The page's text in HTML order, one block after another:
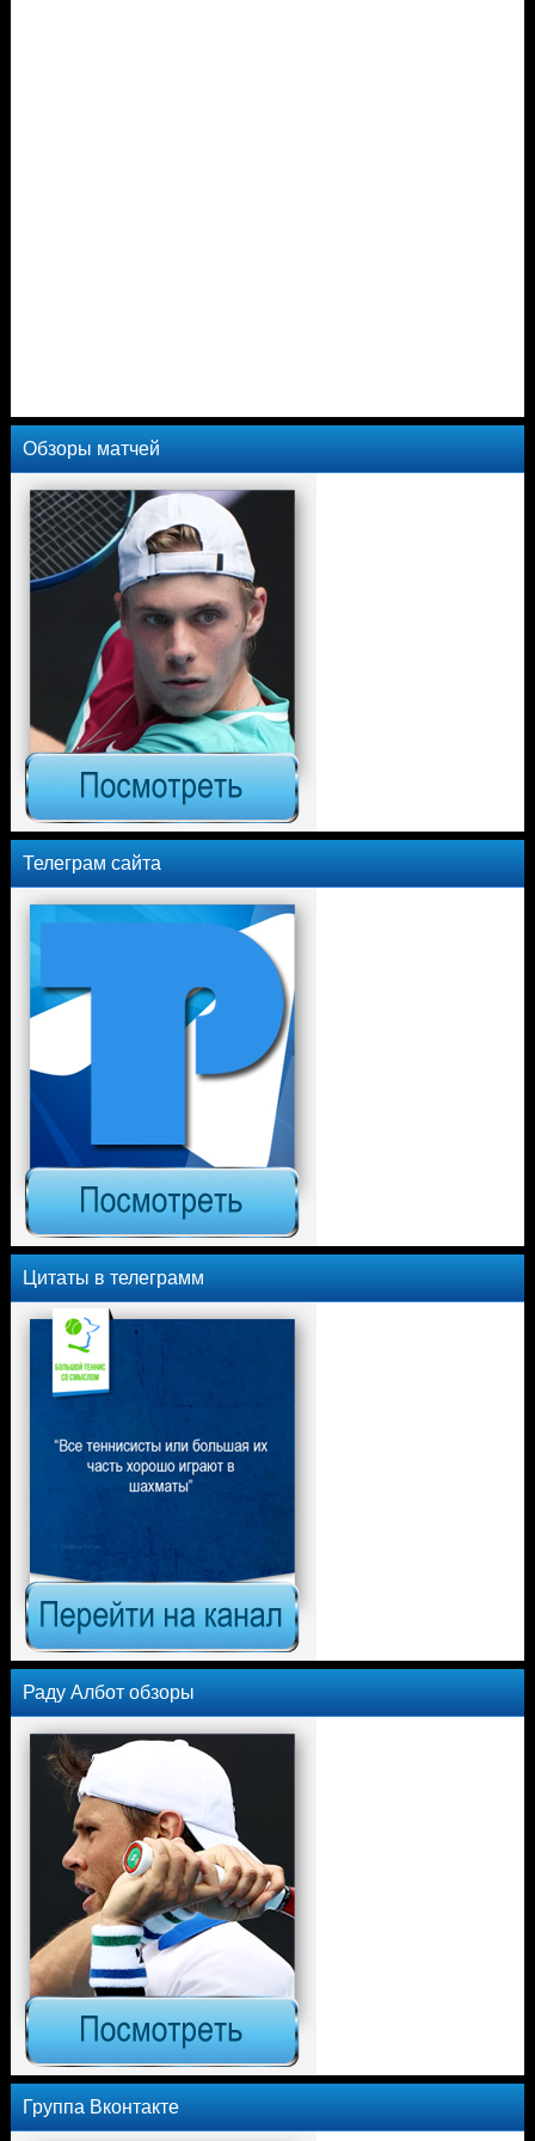
Обзоры матчей
Телеграм сайта
Цитаты в телеграмм
Раду Албот обзоры
Группа Вконтакте